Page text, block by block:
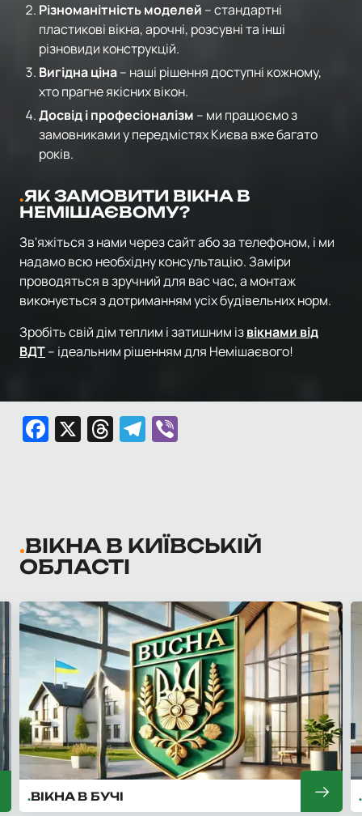
Різноманітність моделей – стандартні
пластикові вікна, арочні, розсувні та інші
різновиди конструкцій.
Вигідна ціна– наші рішення доступні кожному,
хто прагне якісних вікон.
Досвід і професіоналізм – ми працюємо з
замовниками у передмістях Києва вже багато
років.
ЯК ЗАМОВИТИ ВІКНА В
НЕМІШАЄВОМУ?
Зв'яжіться з нами через сайт або за телефоном, і ми
надамо всю необхідну консультацію. Заміри
проводяться в зручний для вас час, а монтаж
виконується з дотриманням усіх будівельних норм.
Зробіть свій дім теплим і затишним ізвікнами від
ВДТ– ідеальним рішенням для Немішаєвого!
Facebook
X Threads
Telegram
ВІКНА В КИЇВСЬКІЙ
ОБЛАСТІ
ВІКНА В БУЧІ